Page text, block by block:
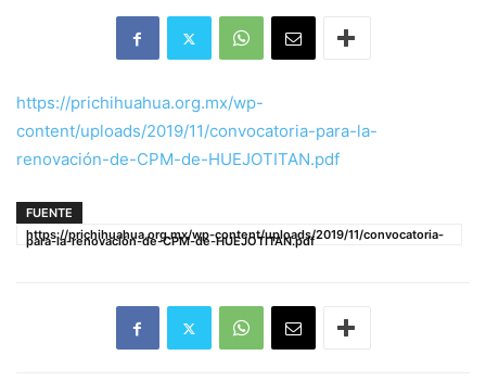
https://prichihuahua.org.mx/wp-
content/uploads/2019/11/convocatoria-para-la-
renovación-de-CPM-de-HUEJOTITAN.pdf
FUENTE
https://prichihuahua.org.mx/wp-content/uploads/2019/11/convocatoria-
para-la-renovación-de-CPM-de-HUEJOTITAN.pdf